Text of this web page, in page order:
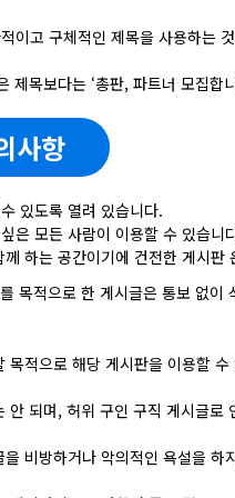
이고 구체적인 제목을 사용하는
제목보다는 ‘총판, 파트너 모집
사항
있도록 열려 있습니다.
은 모든 사람이 이용할 수 있습니
하는 공간이기에 건전한 게시판
목적으로 한 게시글은 통보 없이
목적으로 해당 게시판을 이용할 수
안 되며, 허위 구인 구직 게시글
비방하거나 악의적인 욕설을 하